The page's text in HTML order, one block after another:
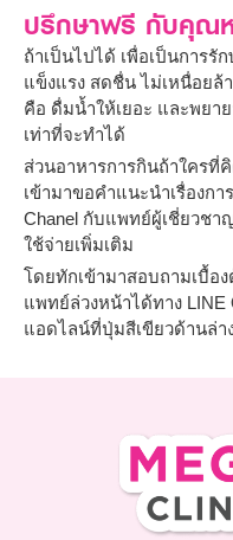
ปรึกษาฟรี กับคุณ
ถ้าเป็นไปได้ เพื่อเป็นการรั
แข็งแรง สดชื่น ไม่เหนื่อยล้
คือ ดื่มน้ำให้เยอะ และพย
เท่าที่จะทำได้
ส่วนอาหารการกินถ้าใครที่
เข้ามาขอคำแนะนำเรื่องก
Chanel กับแพทย์ผู้เชี่ยวช
ใช้จ่ายเพิ่มเติม
โดยทักเข้ามาสอบถามเบื้อ
แพทย์ล่วงหน้าได้ทาง LINE
แอดไลน์ที่ปุ่มสีเขียวด้านล่า